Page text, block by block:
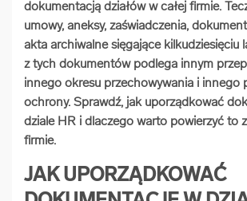
Przechowywanie dokumentacji
Usługi digitalizacjyjne
Osuszanie dokumentów
Pozostałe usługi
dokumentacją działów w całej firmie.
umowy, aneksy, zaświadczenia,
akta archiwalne sięgające kilkudziesięciu
z tych dokumentów podlega innym
innego okresu przechowywania i innego
ochrony. Sprawdź, jak uporządkować
dziale HR i dlaczego warto powierzyć to
firmie.
JAK UPORZĄDKOWAĆ